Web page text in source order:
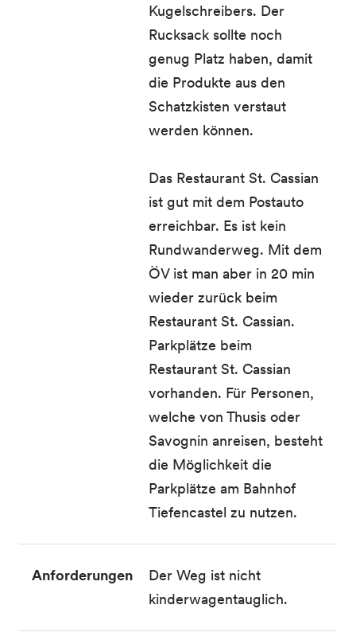
Kugelschreibers. Der
Rucksack sollte noch
genug Platz haben, damit
die Produkte aus den
Schatzkisten verstaut
werden können.
Das Restaurant St. Cassian
ist gut mit dem Postauto
erreichbar. Es ist kein
Rundwanderweg. Mit dem
ÖV ist man aber in 20 min
wieder zurück beim
Restaurant St. Cassian.
Parkplätze beim
Restaurant St. Cassian
vorhanden. Für Personen,
welche von Thusis oder
Savognin anreisen, besteht
die Möglichkeit die
Parkplätze am Bahnhof
Tiefencastel zu nutzen.
Anforderungen
Der Weg ist nicht
kinderwagentauglich.